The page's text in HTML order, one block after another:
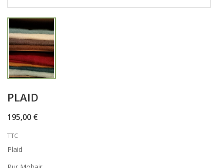
PLAID
195,00 €
TTC
Plaid